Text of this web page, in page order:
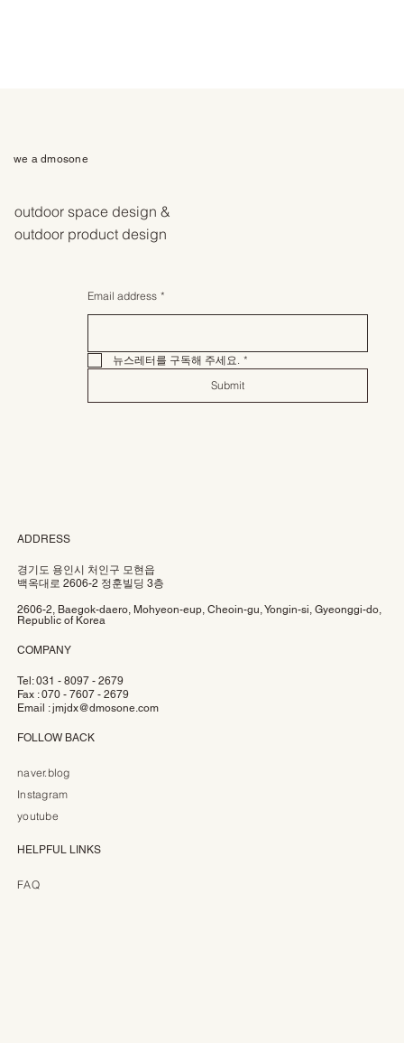
we a dmosone
outdoor space design &
outdoor product design
Email address *
뉴스레터를 구독해 주세요. *
Submit
ADDRESS
경기도 용인시 처인구 모현읍
백옥대로 2606-2 정훈빌딩 3층
2606-2, Baegok-daero, Mohyeon-eup, Cheoin-gu, Yongin-si, Gyeonggi-do,
Republic of Korea
COMPANY
Tel: 031 - 8097 - 2679
Fax : 070 - 7607 - 2679
Email :jmjdx@dmosone.com
FOLLOW BACK
naver.blog
Instagram
youtube
HELPFUL LINKS
FAQ